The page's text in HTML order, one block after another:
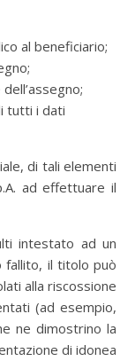
al beneficiario;
tutti i dati
di tali elementi
ad effettuare il
intestato ad un
il titolo può
alla riscossione
(ad esempio,
ne dimostrino la
di idonea